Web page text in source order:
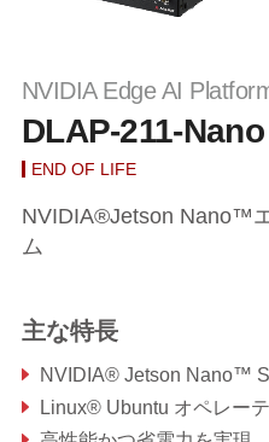
NVIDIA Edge AI
DLAP-211-Nano
END OF LIFE
NVIDIA®Jetson Nano™
ム
主な特長
NVIDIA® Jetson Nano™ SOMによるデ
Linux® Ubuntu オペレー